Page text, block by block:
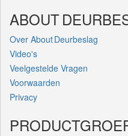
ABOUT
Over About Deurbeslag
Video's
Veelgestelde Vragen
Voorwaarden
Privacy